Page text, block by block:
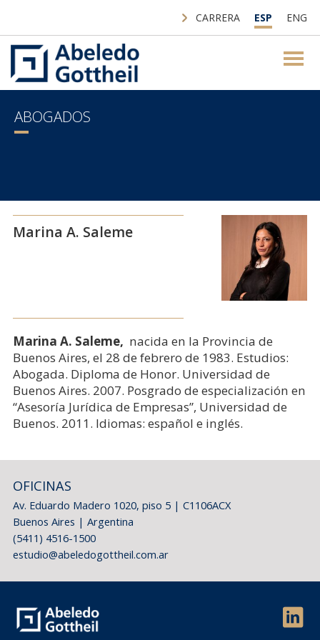
CARRERA ESP ENG
ABOGADOS
Marina A. Saleme
Marina A. Saleme, nacida en la Provincia de
Buenos Aires, el 28 de febrero de 1983. Estudios:
Abogada. Diploma de Honor. Universidad de
Buenos Aires. 2007. Posgrado de especialización en
“Asesoría Jurídica de Empresas”, Universidad de
Buenos. 2011. Idiomas: español e inglés.
OFICINAS
Av. Eduardo Madero 1020, piso 5 | C1106ACX
Buenos Aires | Argentina
(5411) 4516-1500
estudio@abeledogottheil.com.ar